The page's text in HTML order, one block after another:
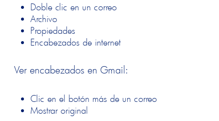
Doble clic en un correo
Archivo
Propiedades
Encabezados de internet
Ver encabezados enGmail:
Clic en el botón más de un correo
Mostrar original